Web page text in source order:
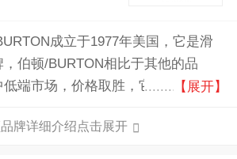
成立于1977年美国，它是滑
伯顿/BURTON相比于其他的品
端市场，价格取胜，它的滑雪手套
爽温暖。
【展开】
牌详细介绍点击展开